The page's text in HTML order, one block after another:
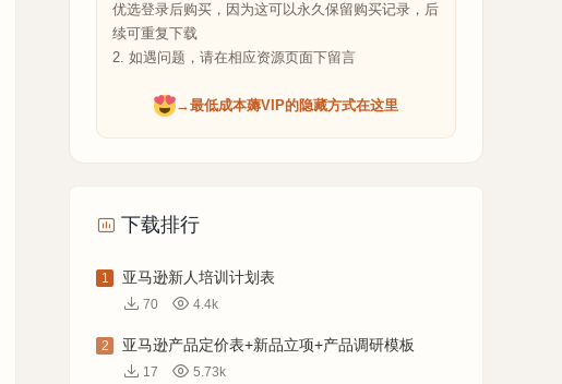
优选登录后购买，因为这可以永久保留购买记录，后
续可重复下载
2. 如遇问题，请在相应资源页面下留言
→最低成本薅VIP的隐藏方式在这里
下载排行
1 亚马逊新人培训计划表
70 4.4k
2 亚马逊产品定价表+新品立项+产品调研模板
17 5.73k